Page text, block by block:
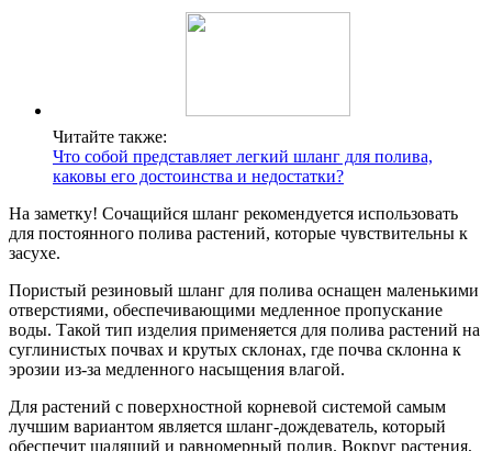
Читайте также:
Что собой представляет легкий шланг для полива,
каковы его достоинства и недостатки?
На заметку! Сочащийся шланг рекомендуется использовать
для постоянного полива растений, которые чувствительны к
засухе.
Пористый резиновый шланг для полива оснащен маленькими
отверстиями, обеспечивающими медленное пропускание
воды. Такой тип изделия применяется для полива растений на
суглинистых почвах и крутых склонах, где почва склонна к
эрозии из-за медленного насыщения влагой.
Для растений с поверхностной корневой системой самым
лучшим вариантом является шланг-дождеватель, который
обеспечит щадящий и равномерный полив. Вокруг растения,